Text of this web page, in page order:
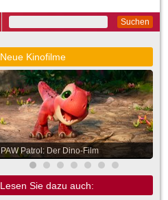
Suchen
Neue Kinofilme
PAW Patrol: Der Dino-Film
Lesen Sie dazu auch: